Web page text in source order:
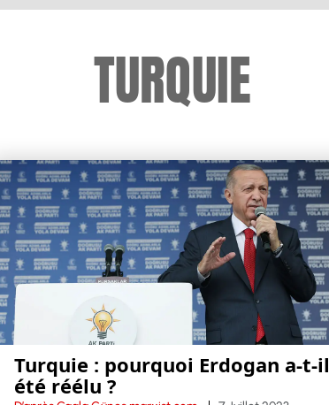
TURQUIE
Turquie : pourquoi Erdogan a-t-il
été réélu ?